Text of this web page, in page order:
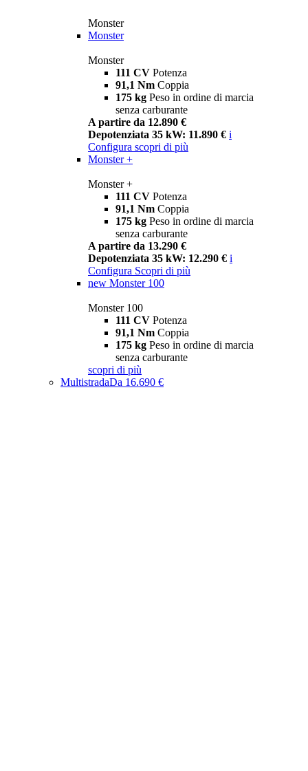
Monster
Monster
Monster
111 CV Potenza
91,1 Nm Coppia
175 kg Peso in ordine di marcia
senza carburante
A partire da 12.890 €
Depotenziata 35 kW: 11.890 € i
Configura scopri di più
Monster +
Monster +
111 CV Potenza
91,1 Nm Coppia
175 kg Peso in ordine di marcia
senza carburante
A partire da 13.290 €
Depotenziata 35 kW: 12.290 € i
Configura Scopri di più
new Monster 100
Monster 100
111 CV Potenza
91,1 Nm Coppia
175 kg Peso in ordine di marcia
senza carburante
scopri di più
MultistradaDa 16.690 €